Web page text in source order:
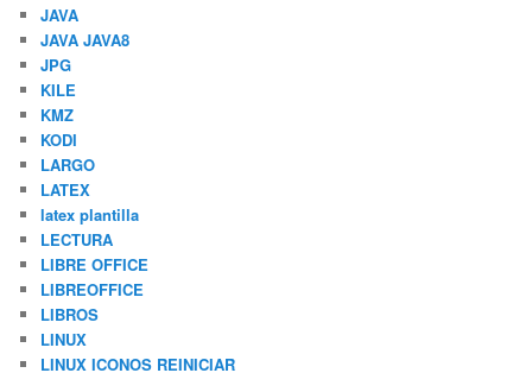
JAVA
JAVA JAVA8
JPG
KILE
KMZ
KODI
LARGO
LATEX
latex plantilla
LECTURA
LIBRE OFFICE
LIBREOFFICE
LIBROS
LINUX
LINUX ICONOS REINICIAR